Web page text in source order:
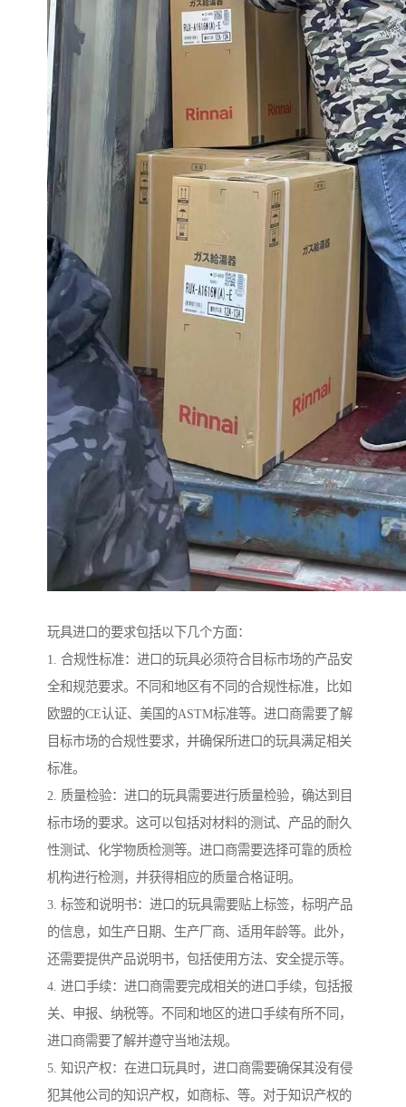
玩具进口的要求包括以下几个方面：
1. 合规性标准：进口的玩具必须符合目标市场的产品安
全和规范要求。不同和地区有不同的合规性标准，比如
欧盟的CE认证、美国的ASTM标准等。进口商需要了解
目标市场的合规性要求，并确保所进口的玩具满足相关
标准。
2. 质量检验：进口的玩具需要进行质量检验，确达到目
标市场的要求。这可以包括对材料的测试、产品的耐久
性测试、化学物质检测等。进口商需要选择可靠的质检
机构进行检测，并获得相应的质量合格证明。
3. 标签和说明书：进口的玩具需要贴上标签，标明产品
的信息，如生产日期、生产厂商、适用年龄等。此外，
还需要提供产品说明书，包括使用方法、安全提示等。
4. 进口手续：进口商需要完成相关的进口手续，包括报
关、申报、纳税等。不同和地区的进口手续有所不同，
进口商需要了解并遵守当地法规。
5. 知识产权：在进口玩具时，进口商需要确保其没有侵
犯其他公司的知识产权，如商标、等。对于知识产权的